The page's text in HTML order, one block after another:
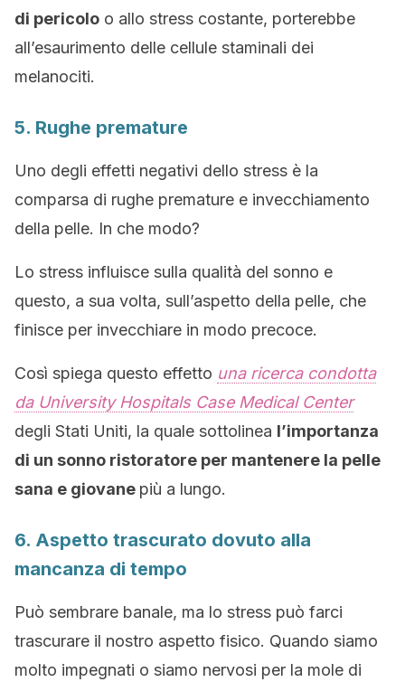
di pericolo o allo stress costante, porterebbe
all’esaurimento delle cellule staminali dei
melanociti.
5. Rughe premature
Uno degli effetti negativi dello stress è la
comparsa di rughe premature e invecchiamento
della pelle. In che modo?
Lo stress influisce sulla qualità del sonno e
questo, a sua volta, sull’aspetto della pelle, che
finisce per invecchiare in modo precoce.
Così spiega questo effetto una ricerca condotta
da University Hospitals Case Medical Center
degli Stati Uniti, la quale sottolinea l’importanza
di un sonno ristoratore per mantenere la pelle
sana e giovane più a lungo.
6. Aspetto trascurato dovuto alla
mancanza di tempo
Può sembrare banale, ma lo stress può farci
trascurare il nostro aspetto fisico. Quando siamo
molto impegnati o siamo nervosi per la mole di